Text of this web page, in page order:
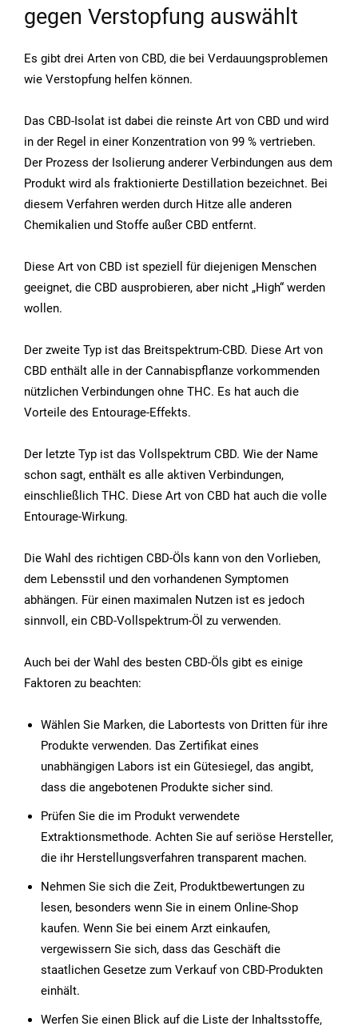
gegen Verstopfung auswählt
Es gibt drei Arten von CBD, die bei Verdauungsproblemen
wie Verstopfung helfen können.
Das CBD-Isolat ist dabei die reinste Art von CBD und wird
in der Regel in einer Konzentration von 99 % vertrieben.
Der Prozess der Isolierung anderer Verbindungen aus dem
Produkt wird als fraktionierte Destillation bezeichnet. Bei
diesem Verfahren werden durch Hitze alle anderen
Chemikalien und Stoffe außer CBD entfernt.
Diese Art von CBD ist speziell für diejenigen Menschen
geeignet, die CBD ausprobieren, aber nicht „High“ werden
wollen.
Der zweite Typ ist das Breitspektrum-CBD. Diese Art von
CBD enthält alle in der Cannabispflanze vorkommenden
nützlichen Verbindungen ohne THC. Es hat auch die
Vorteile des Entourage-Effekts.
Der letzte Typ ist das Vollspektrum CBD. Wie der Name
schon sagt, enthält es alle aktiven Verbindungen,
einschließlich THC. Diese Art von CBD hat auch die volle
Entourage-Wirkung.
Die Wahl des richtigen CBD-Öls kann von den Vorlieben,
dem Lebensstil und den vorhandenen Symptomen
abhängen. Für einen maximalen Nutzen ist es jedoch
sinnvoll, ein CBD-Vollspektrum-Öl zu verwenden.
Auch bei der Wahl des besten CBD-Öls gibt es einige
Faktoren zu beachten:
Wählen Sie Marken, die Labortests von Dritten für ihre
Produkte verwenden. Das Zertifikat eines
unabhängigen Labors ist ein Gütesiegel, das angibt,
dass die angebotenen Produkte sicher sind.
Prüfen Sie die im Produkt verwendete
Extraktionsmethode. Achten Sie auf seriöse Hersteller,
die ihr Herstellungsverfahren transparent machen.
Nehmen Sie sich die Zeit, Produktbewertungen zu
lesen, besonders wenn Sie in einem Online-Shop
kaufen. Wenn Sie bei einem Arzt einkaufen,
vergewissern Sie sich, dass das Geschäft die
staatlichen Gesetze zum Verkauf von CBD-Produkten
einhält.
Werfen Sie einen Blick auf die Liste der Inhaltsstoffe,